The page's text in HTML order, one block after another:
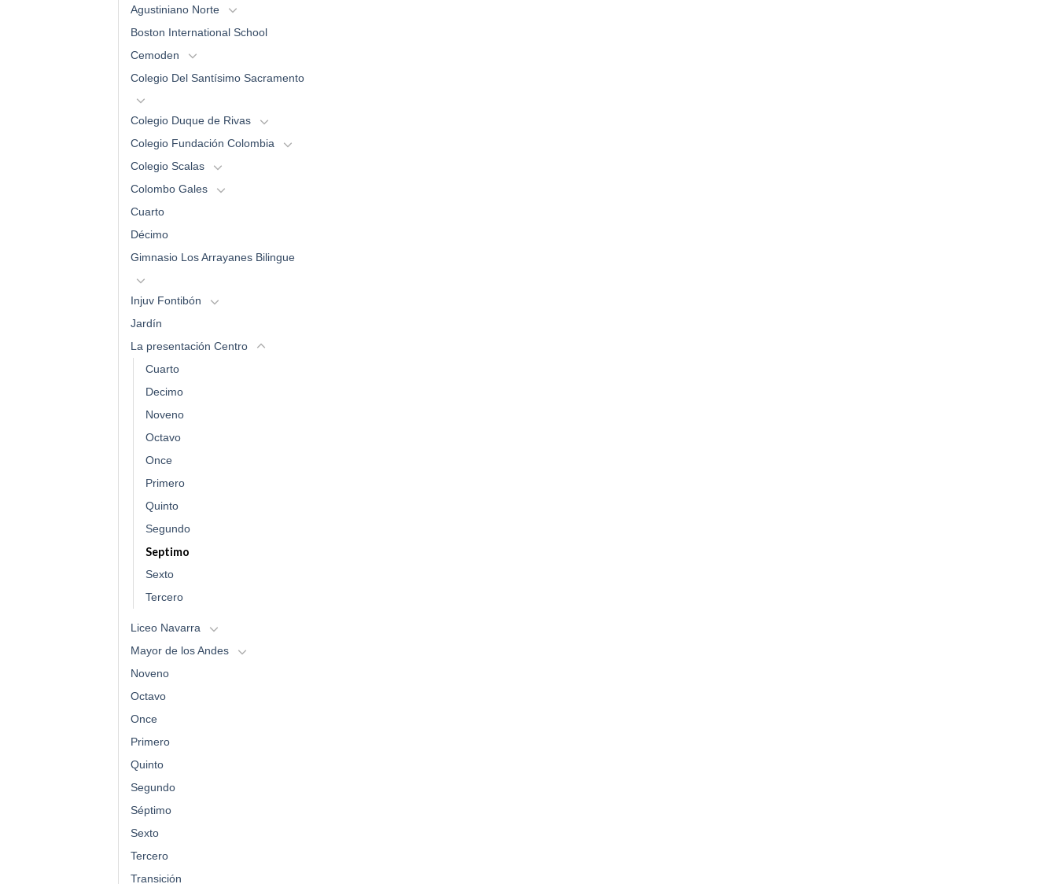
Agustiniano Norte
Boston International School
Cemoden
Colegio Del Santísimo Sacramento
Colegio Duque de Rivas
Colegio Fundación Colombia
Colegio Scalas
Colombo Gales
Cuarto
Décimo
Gimnasio Los Arrayanes Bilingue
Injuv Fontibón
Jardín
La presentación Centro
Cuarto
Decimo
Noveno
Octavo
Once
Primero
Quinto
Segundo
Septimo
Sexto
Tercero
Liceo Navarra
Mayor de los Andes
Noveno
Octavo
Once
Primero
Quinto
Segundo
Séptimo
Sexto
Tercero
Transición